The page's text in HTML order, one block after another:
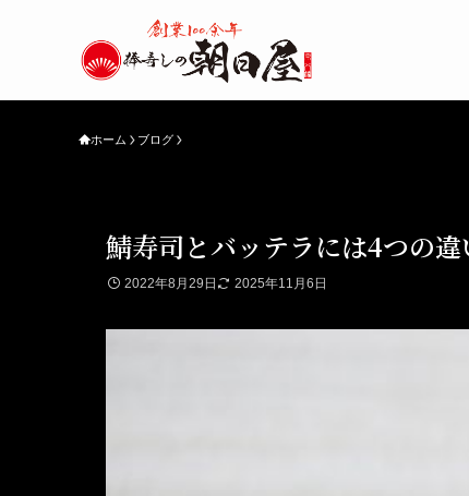
ホーム ブログ
鯖寿司とバッテラには4つの
2022年8月29日 2025年11月6日